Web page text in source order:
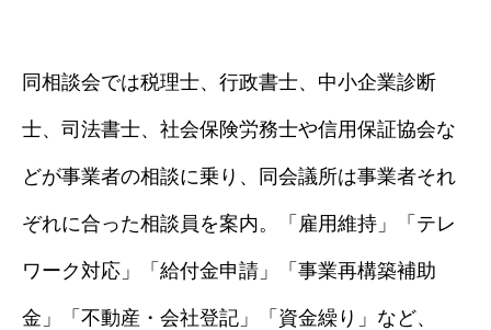
同相談会では税理士、行政書士、中小企業診断
士、司法書士、社会保険労務士や信用保証協会な
どが事業者の相談に乗り、同会議所は事業者それ
ぞれに合った相談員を案内。「雇用維持」「テレ
ワーク対応」「給付金申請」「事業再構築補助
金」「不動産・会社登記」「資金繰り」など、